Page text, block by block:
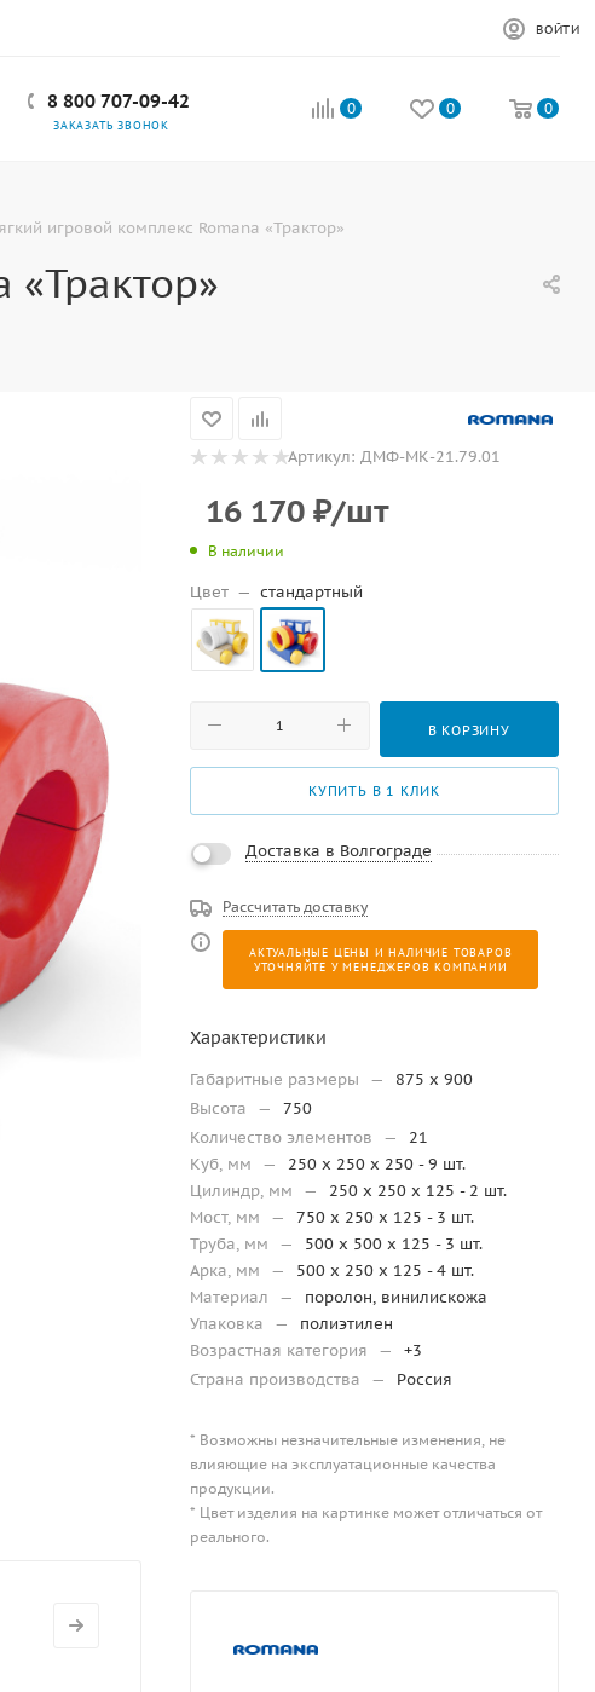
ВОЙТИ
8 800 707-09-42
ЗАКАЗАТЬ ЗВОНОК
0 0 0
игровой комплекс Romana «Трактор»
Артикул: ДМФ-МК-21.79.01
16 170 ₽/шт
В наличии
Цвет — стандартный
В КОРЗИНУ
КУПИТЬ В 1 КЛИК
Доставка в Волгограде
Рассчитать доставку
АКТУАЛЬНЫЕ ЦЕНЫ И НАЛИЧИЕ ТОВАРОВ
УТОЧНЯЙТЕ У МЕНЕДЖЕРОВ КОМПАНИИ
Характеристики
Габаритные размеры —
875 x 900
Высота
—
750
Количество элементов
—
21
Куб, мм
—
250 х 250 х 250 - 9 шт.
Цилиндр, мм
—
250 x 250 x 125 - 2 шт.
Мост, мм
—
750 x 250 x 125 - 3 шт.
Труба, мм
—
500 х 500 х 125 - 3 шт.
Арка, мм
—
500 х 250 х 125 - 4 шт.
Материал
—
поролон, винилискожа
Упаковка
—
полиэтилен
Возрастная категория
—
+3
Страна производства
— Россия
* Возможны незначительные изменения, не
влияющие на эксплуатационные качества
продукции.
* Цвет изделия на картинке может отличаться от
реального.